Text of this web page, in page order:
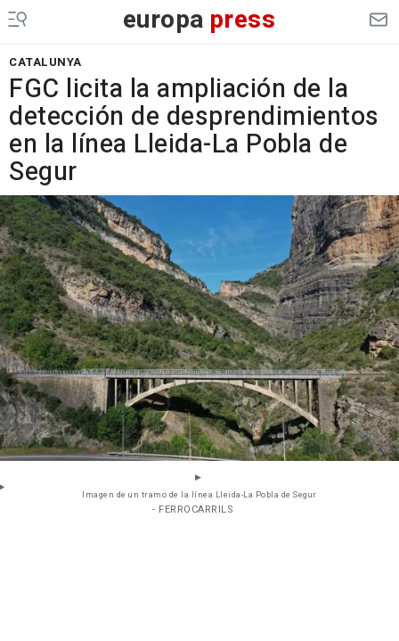
europa press
CATALUNYA
FGC licita la ampliación de la
detección de desprendimientos
en la línea Lleida-La Pobla de
Segur
Imagen de un tramo de la línea Lleida-La Pobla de Segur
- FERROCARRILS